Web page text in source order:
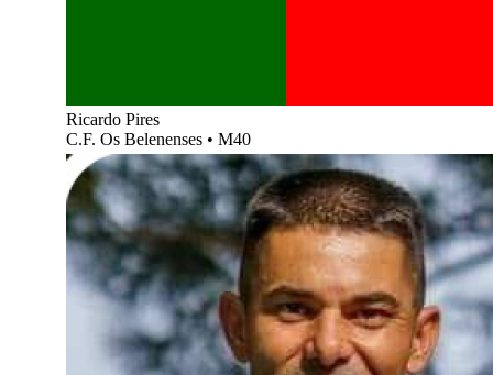
Ricardo Pires
C.F. Os Belenenses • M40